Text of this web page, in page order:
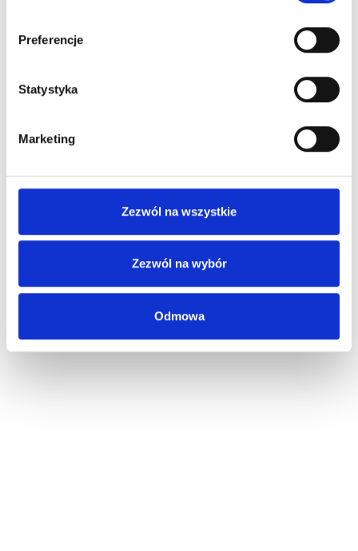
Preferencje
Statystyka
Marketing
Zezwól na wszystkie
Zezwól na wybór
Odmowa